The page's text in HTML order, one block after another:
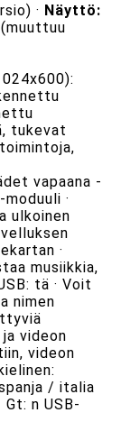
· Näyttö:
(muuttuu
tukevat
vapaana -
·
ulkoinen
·
musiikkia,
tä · Voit
nimen
videon
videon
/ italia
n USB-